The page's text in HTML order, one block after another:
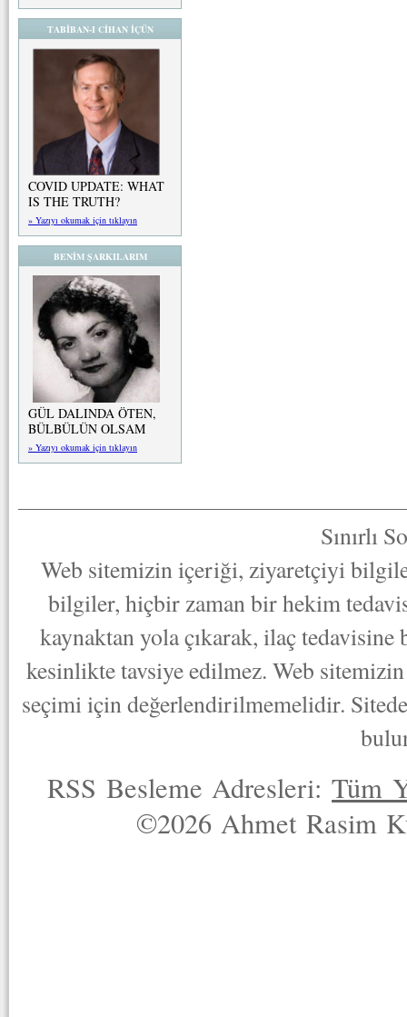
TABİBAN-I CİHAN İÇÜN
COVID UPDATE: WHAT
IS THE TRUTH?
» Yazıyı okumak için tıklayın
BENİM ŞARKILARIM
GÜL DALINDA ÖTEN,
BÜLBÜLÜN OLSAM
» Yazıyı okumak için tıklayın
Sınırlı
Web sitemizin içeriği, ziyaretçiyi
bilgiler, hiçbir zaman bir hekim
kaynaktan yola çıkarak, ilaç
kesinlikte tavsiye edilmez. Web
seçimi için değerlendirilmemelidir.
RSS Besleme Adresleri:Tüm
©2026 Ahmet Rasim